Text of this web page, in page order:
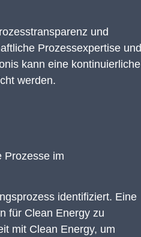
und
Prozessexpertise und
kann eine kontinuierliche
werden.
Prozesse im
identifiziert. Eine
für Clean Energy zu
mit Clean Energy, um